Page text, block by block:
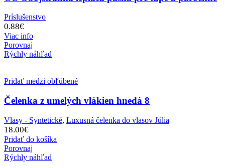
Príslušenstvo
0.88€
Viac info
Porovnaj
Rýchly náhľad
Pridať medzi obľúbené
Čelenka z umelých vlákien hnedá 8
Vlasy - Syntetické, Luxusná čelenka do vlasov Júlia
18.00€
Pridať do košíka
Porovnaj
Rýchly náhľad